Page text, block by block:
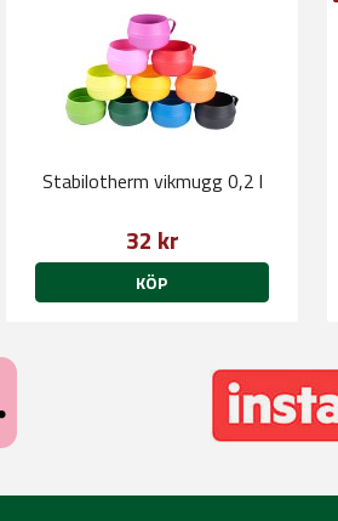
Stabilotherm vikmugg 0,2 l
32 kr
KÖP